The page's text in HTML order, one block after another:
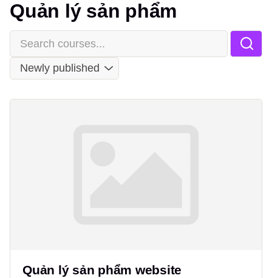
Quản lý sản phẩm
Quản lý sản phẩm website